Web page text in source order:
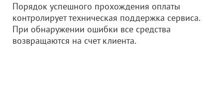
Порядок успешного прохождения оплаты
контролирует техническая поддержка сервиса.
При обнаружении ошибки все средства
возвращаются на счет клиента.